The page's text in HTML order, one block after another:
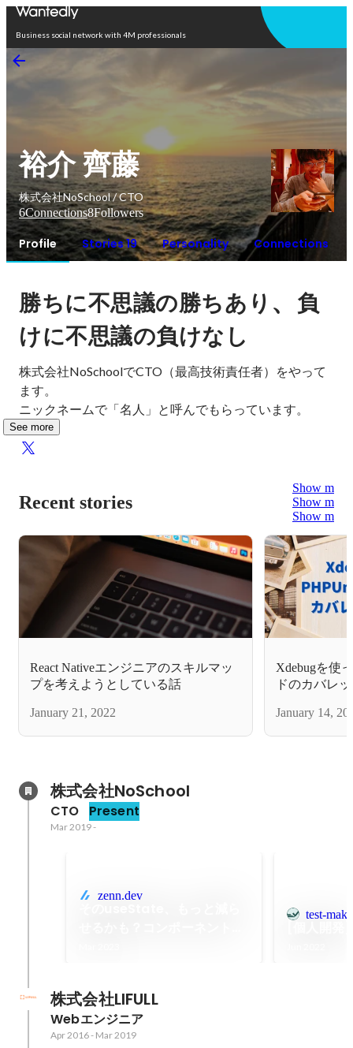
Business social network with 4M professionals
裕介 齊藤
株式会社NoSchool / CTO
6Connections8Followers
Profile Stories 19 Personality Connections
勝ちに不思議の勝ちあり 、 負
けに不思議の負けなし
株式会社NoSchoolでCTO（最高技術責任者）をやって
ます。
ニックネームで「名人」と呼んでもらっています。
See more
Recent stories
Show more
Show more
Show more
React Nativeエンジニアのスキルマッ
プを考えようとしている話
January 21, 2022
Xdebugを使
ドのカバレ
January 14,
株式会社NoSchool
CTO Present
Mar 2019-
zenn.dev
test-
株式会社LIFULL
Webエンジニア
Apr 2016- Mar 2019